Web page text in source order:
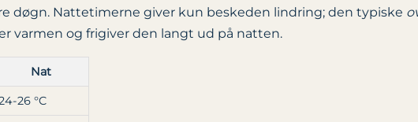
døgn. Nattetimerne giver kun beskeden lindring; den typiske
varmen og frigiver den langt ud på natten.
Nat
26 °C